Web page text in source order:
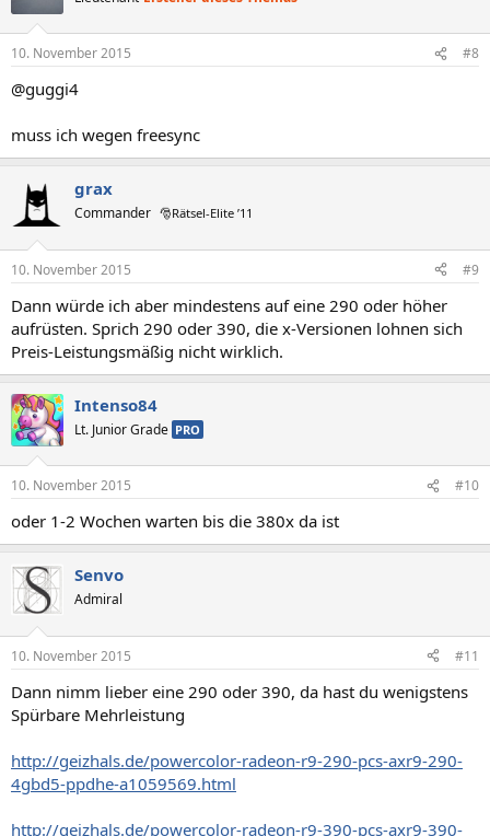
10. November 2015 #8
@guggi4
muss ich wegen freesync
grax
Commander 🎅Rätsel-Elite ’11
10. November 2015 #9
Dann würde ich aber mindestens auf eine 290 oder höher
aufrüsten. Sprich 290 oder 390, die x-Versionen lohnen sich
Preis-Leistungsmäßig nicht wirklich.
Intenso84
Lt. Junior Grade PRO
10. November 2015 #10
oder 1-2 Wochen warten bis die 380x da ist
Senvo
Admiral
10. November 2015 #11
Dann nimm lieber eine 290 oder 390, da hast du wenigstens
Spürbare Mehrleistung
http://geizhals.de/powercolor-radeon-r9-290-pcs-axr9-290-
4gbd5-ppdhe-a1059569.html
http://geizhals.de/powercolor-radeon-r9-390-pcs-axr9-390-